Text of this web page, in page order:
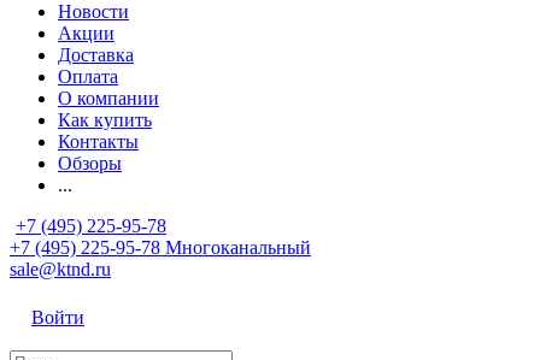
Новости
Акции
Доставка
Оплата
О компании
Как купить
Контакты
Обзоры
...
+7 (495) 225-95-78
+7 (495) 225-95-78 Многоканальный
sale@ktnd.ru
Войти